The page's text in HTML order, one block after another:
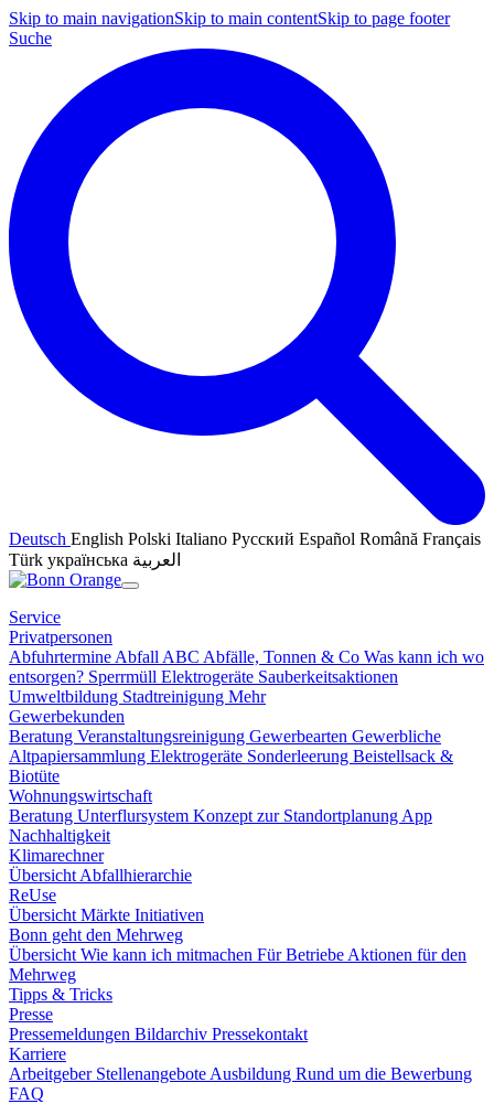
Skip to main navigationSkip to main contentSkip to page footer
Suche
Deutsch English Polski Italiano Русский Español Română Français
Türk українська العربية
Service
Privatpersonen
Abfuhrtermine Abfall ABC Abfälle, Tonnen & Co Was kann ich wo
entsorgen? Sperrmüll Elektrogeräte Sauberkeitsaktionen
Umweltbildung Stadtreinigung Mehr
Gewerbekunden
Beratung Veranstaltungsreinigung Gewerbearten Gewerbliche
Altpapiersammlung Elektrogeräte Sonderleerung Beistellsack &
Biotüte
Wohnungswirtschaft
Beratung Unterflursystem Konzept zur Standortplanung App
Nachhaltigkeit
Klimarechner
Übersicht Abfallhierarchie
ReUse
Übersicht Märkte Initiativen
Bonn geht den Mehrweg
Übersicht Wie kann ich mitmachen Für Betriebe Aktionen für den
Mehrweg
Tipps & Tricks
Presse
Pressemeldungen Bildarchiv Pressekontakt
Karriere
Arbeitgeber Stellenangebote Ausbildung Rund um die Bewerbung
FAQ